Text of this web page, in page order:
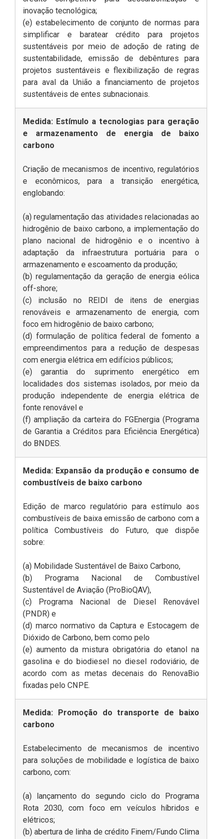
inovação tecnológica;
(e) estabelecimento de conjunto de normas para
simplificar e baratear crédito para projetos
sustentáveis por meio de adoção de rating de
sustentabilidade, emissão de debêntures para
projetos sustentáveis e flexibilização de regras
para aval da União a financiamento de projetos
sustentáveis de entes subnacionais.
Medida: Estímulo a tecnologias para geração
e armazenamento de energia de baixo
carbono
Criação de mecanismos de incentivo, regulatórios
e econômicos, para a transição energética,
englobando:
(a) regulamentação das atividades relacionadas ao
hidrogênio de baixo carbono, a implementação do
plano nacional de hidrogênio e o incentivo à
adaptação da infraestrutura portuária para o
armazenamento e escoamento da produção;
(b) regulamentação da geração de energia eólica
off-shore;
(c) inclusão no REIDI de itens de energias
renováveis e armazenamento de energia, com
foco em hidrogênio de baixo carbono;
(d) formulação de política federal de fomento a
empreendimentos para a redução de despesas
com energia elétrica em edifícios públicos;
(e) garantia do suprimento energético em
localidades dos sistemas isolados, por meio da
produção independente de energia elétrica de
fonte renovável e
(f) ampliação da carteira do FGEnergia (Programa
de Garantia a Créditos para Eficiência Energética)
do BNDES.
Medida: Expansão da produção e consumo de
combustíveis de baixo carbono
Edição de marco regulatório para estímulo aos
combustíveis de baixa emissão de carbono com a
política Combustíveis do Futuro, que dispõe
sobre:
(a) Mobilidade Sustentável de Baixo Carbono,
(b) Programa Nacional de Combustível
Sustentável de Aviação (ProBioQAV),
(c) Programa Nacional de Diesel Renovável
(PNDR) e
(d) marco normativo da Captura e Estocagem de
Dióxido de Carbono, bem como pelo
(e) aumento da mistura obrigatória do etanol na
gasolina e do biodiesel no diesel rodoviário, de
acordo com as metas decenais do RenovaBio
fixadas pelo CNPE.
Medida: Promoção do transporte de baixo
carbono
Estabelecimento de mecanismos de incentivo
para soluções de mobilidade e logística de baixo
carbono, com:
(a) lançamento do segundo ciclo do Programa
Rota 2030, com foco em veículos híbridos e
elétricos;
(b) abertura de linha de crédito Finem/Fundo Clima